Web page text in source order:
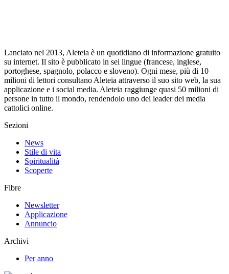
Lanciato nel 2013, Aleteia è un quotidiano di informazione gratuito
su internet. Il sito è pubblicato in sei lingue (francese, inglese,
portoghese, spagnolo, polacco e sloveno). Ogni mese, più di 10
milioni di lettori consultano Aleteia attraverso il suo sito web, la sua
applicazione e i social media. Aleteia raggiunge quasi 50 milioni di
persone in tutto il mondo, rendendolo uno dei leader dei media
cattolici online.
Sezioni
News
Stile di vita
Spiritualità
Scoperte
Fibre
Newsletter
Applicazione
Annuncio
Archivi
Per anno